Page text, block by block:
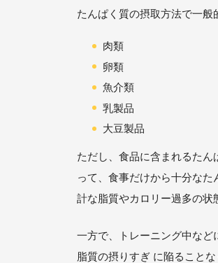
たんぱく質の摂取方法で一般
肉類
卵類
魚介類
乳製品
大豆製品
ただし、食品に含まれるた
って、食事だけから十分な
計な脂質やカロリー過多の状
一方で、トレーニング中な
脂質の摂りすぎ に陥ること